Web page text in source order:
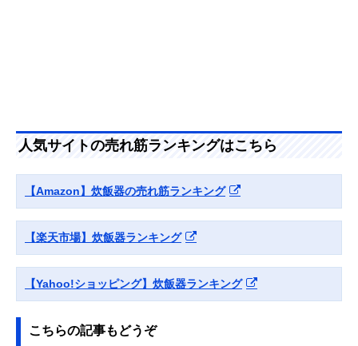
人気サイトの売れ筋ランキングはこちら
【Amazon】炊飯器の売れ筋ランキング
【楽天市場】炊飯器ランキング
【Yahoo!ショッピング】炊飯器ランキング
こちらの記事もどうぞ